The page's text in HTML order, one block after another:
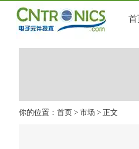
首
你的位置： 首页 > 市场 > 正文